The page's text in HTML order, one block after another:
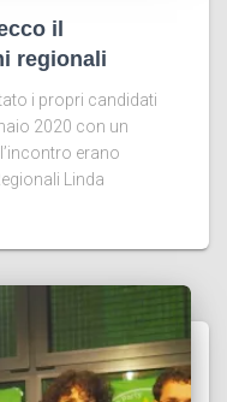
il
regionali
i propri candidati
2020 con un
erano
Linda